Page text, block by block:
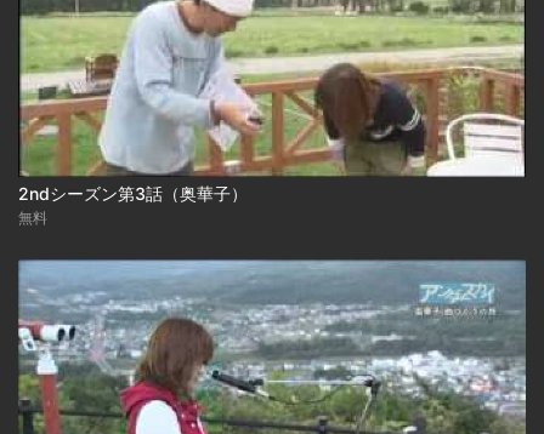
2ndシーズン第3話（奥華子）
無料